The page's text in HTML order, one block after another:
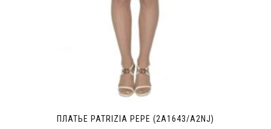
ПЛАТЬЕ PATRIZIA PEPE (2A1643/A2NJ)